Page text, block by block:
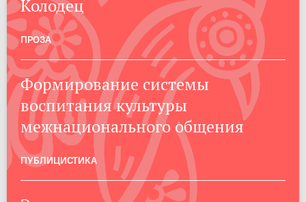
Колодец
ПРОЗА
Формирование системы
воспитания культуры
межнационального общения
ПУБЛИЦИСТИКА